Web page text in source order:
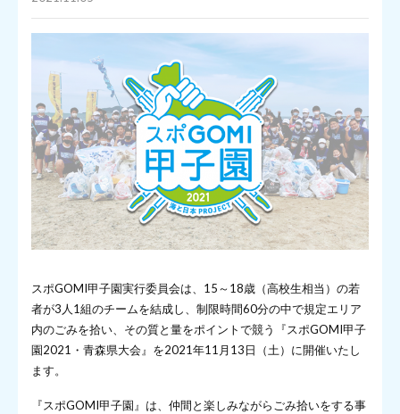
スポGOMI甲子園実行委員会は、15～18歳（高校生相当）の若
者が3人1組のチームを結成し、制限時間60分の中で規定エリア
内のごみを拾い、その質と量をポイントで競う『スポGOMI甲子
園2021・青森県大会』を2021年11月13日（土）に開催いたし
ます。
『スポGOMI甲子園』は、仲間と楽しみながらごみ拾いをする事